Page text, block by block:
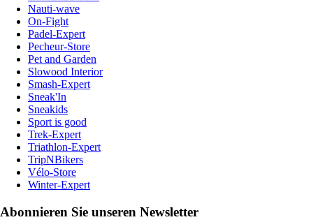
Nauti-wave
On-Fight
Padel-Expert
Pecheur-Store
Pet and Garden
Slowood Interior
Smash-Expert
Sneak'In
Sneakids
Sport is good
Trek-Expert
Triathlon-Expert
TripNBikers
Vélo-Store
Winter-Expert
Abonnieren Sie unseren Newsletter